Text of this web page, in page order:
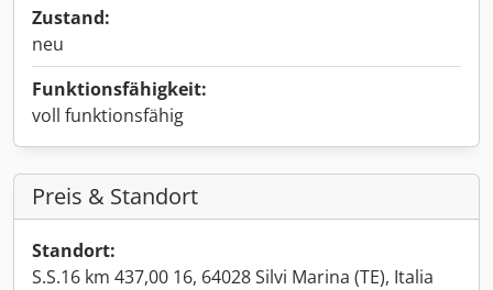
Zustand:
neu
Funktionsfähigkeit:
voll funktionsfähig
Preis & Standort
Standort:
S.S.16 km 437,00 16, 64028 Silvi Marina (TE), Italia